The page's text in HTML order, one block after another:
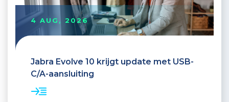
4 AUG, 2026
Jabra Evolve 10 krijgt update met USB-
C/A-aansluiting